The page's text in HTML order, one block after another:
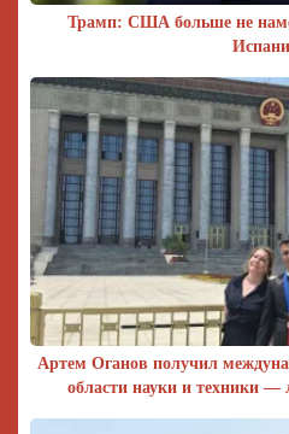
Трамп: США больше не
Артем Оганов получил
области науки и техники